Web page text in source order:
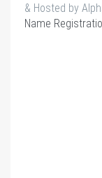
& Hosted by
Name